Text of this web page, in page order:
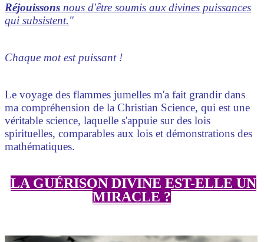
Réjouissons nous d'être soumis aux divines puissances
qui subsistent."
Chaque mot est puissant !
Le voyage des flammes jumelles m'a fait grandir dans
ma compréhension de la Christian Science, qui est une
véritable science, laquelle s'appuie sur des lois
spirituelles, comparables aux lois et démonstrations des
mathématiques.
LA GUÉRISON DIVINE EST-ELLE UN
MIRACLE ?